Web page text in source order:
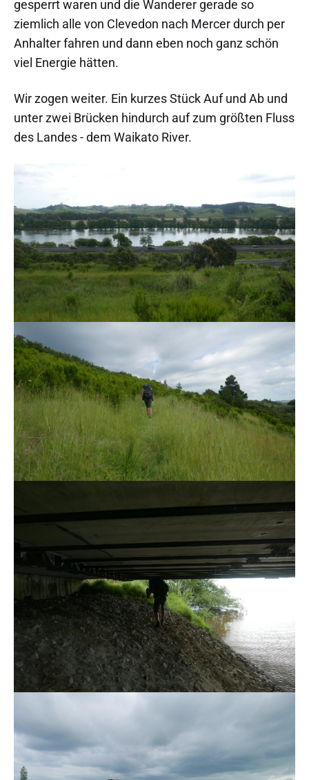
gesperrt waren und die Wanderer gerade so
ziemlich alle von Clevedon nach Mercer durch per
Anhalter fahren und dann eben noch ganz schön
viel Energie hätten.
Wir zogen weiter. Ein kurzes Stück Auf und Ab und
unter zwei Brücken hindurch auf zum größten Fluss
des Landes - dem Waikato River.